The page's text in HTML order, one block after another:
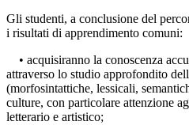
Gli studenti, a conclusione del
i risultati di apprendimento comuni:
• acquisiranno la conoscenza
attraverso lo studio approfondito
(morfosintattiche, lessicali,
culture, con particolare attenzione
letterario e artistico;